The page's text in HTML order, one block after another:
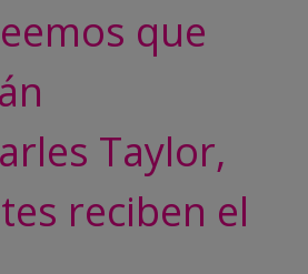
que
Taylor,
reciben el